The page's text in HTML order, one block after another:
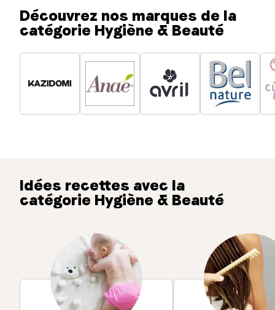
Découvrez nos marques de la
catégorie Hygiène & Beauté
Idées recettes avec la
catégorie Hygiène & Beauté